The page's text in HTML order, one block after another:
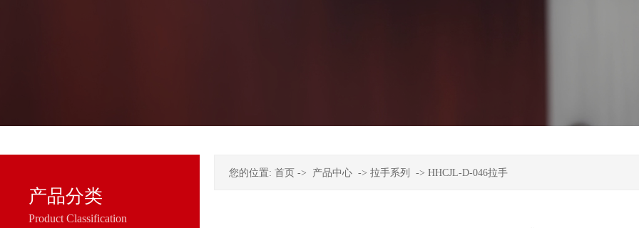
产品分类
Product Classification
您的位置: 首页 -> 产品中心 -> 拉手系列 -> HHCJL-D-046拉手